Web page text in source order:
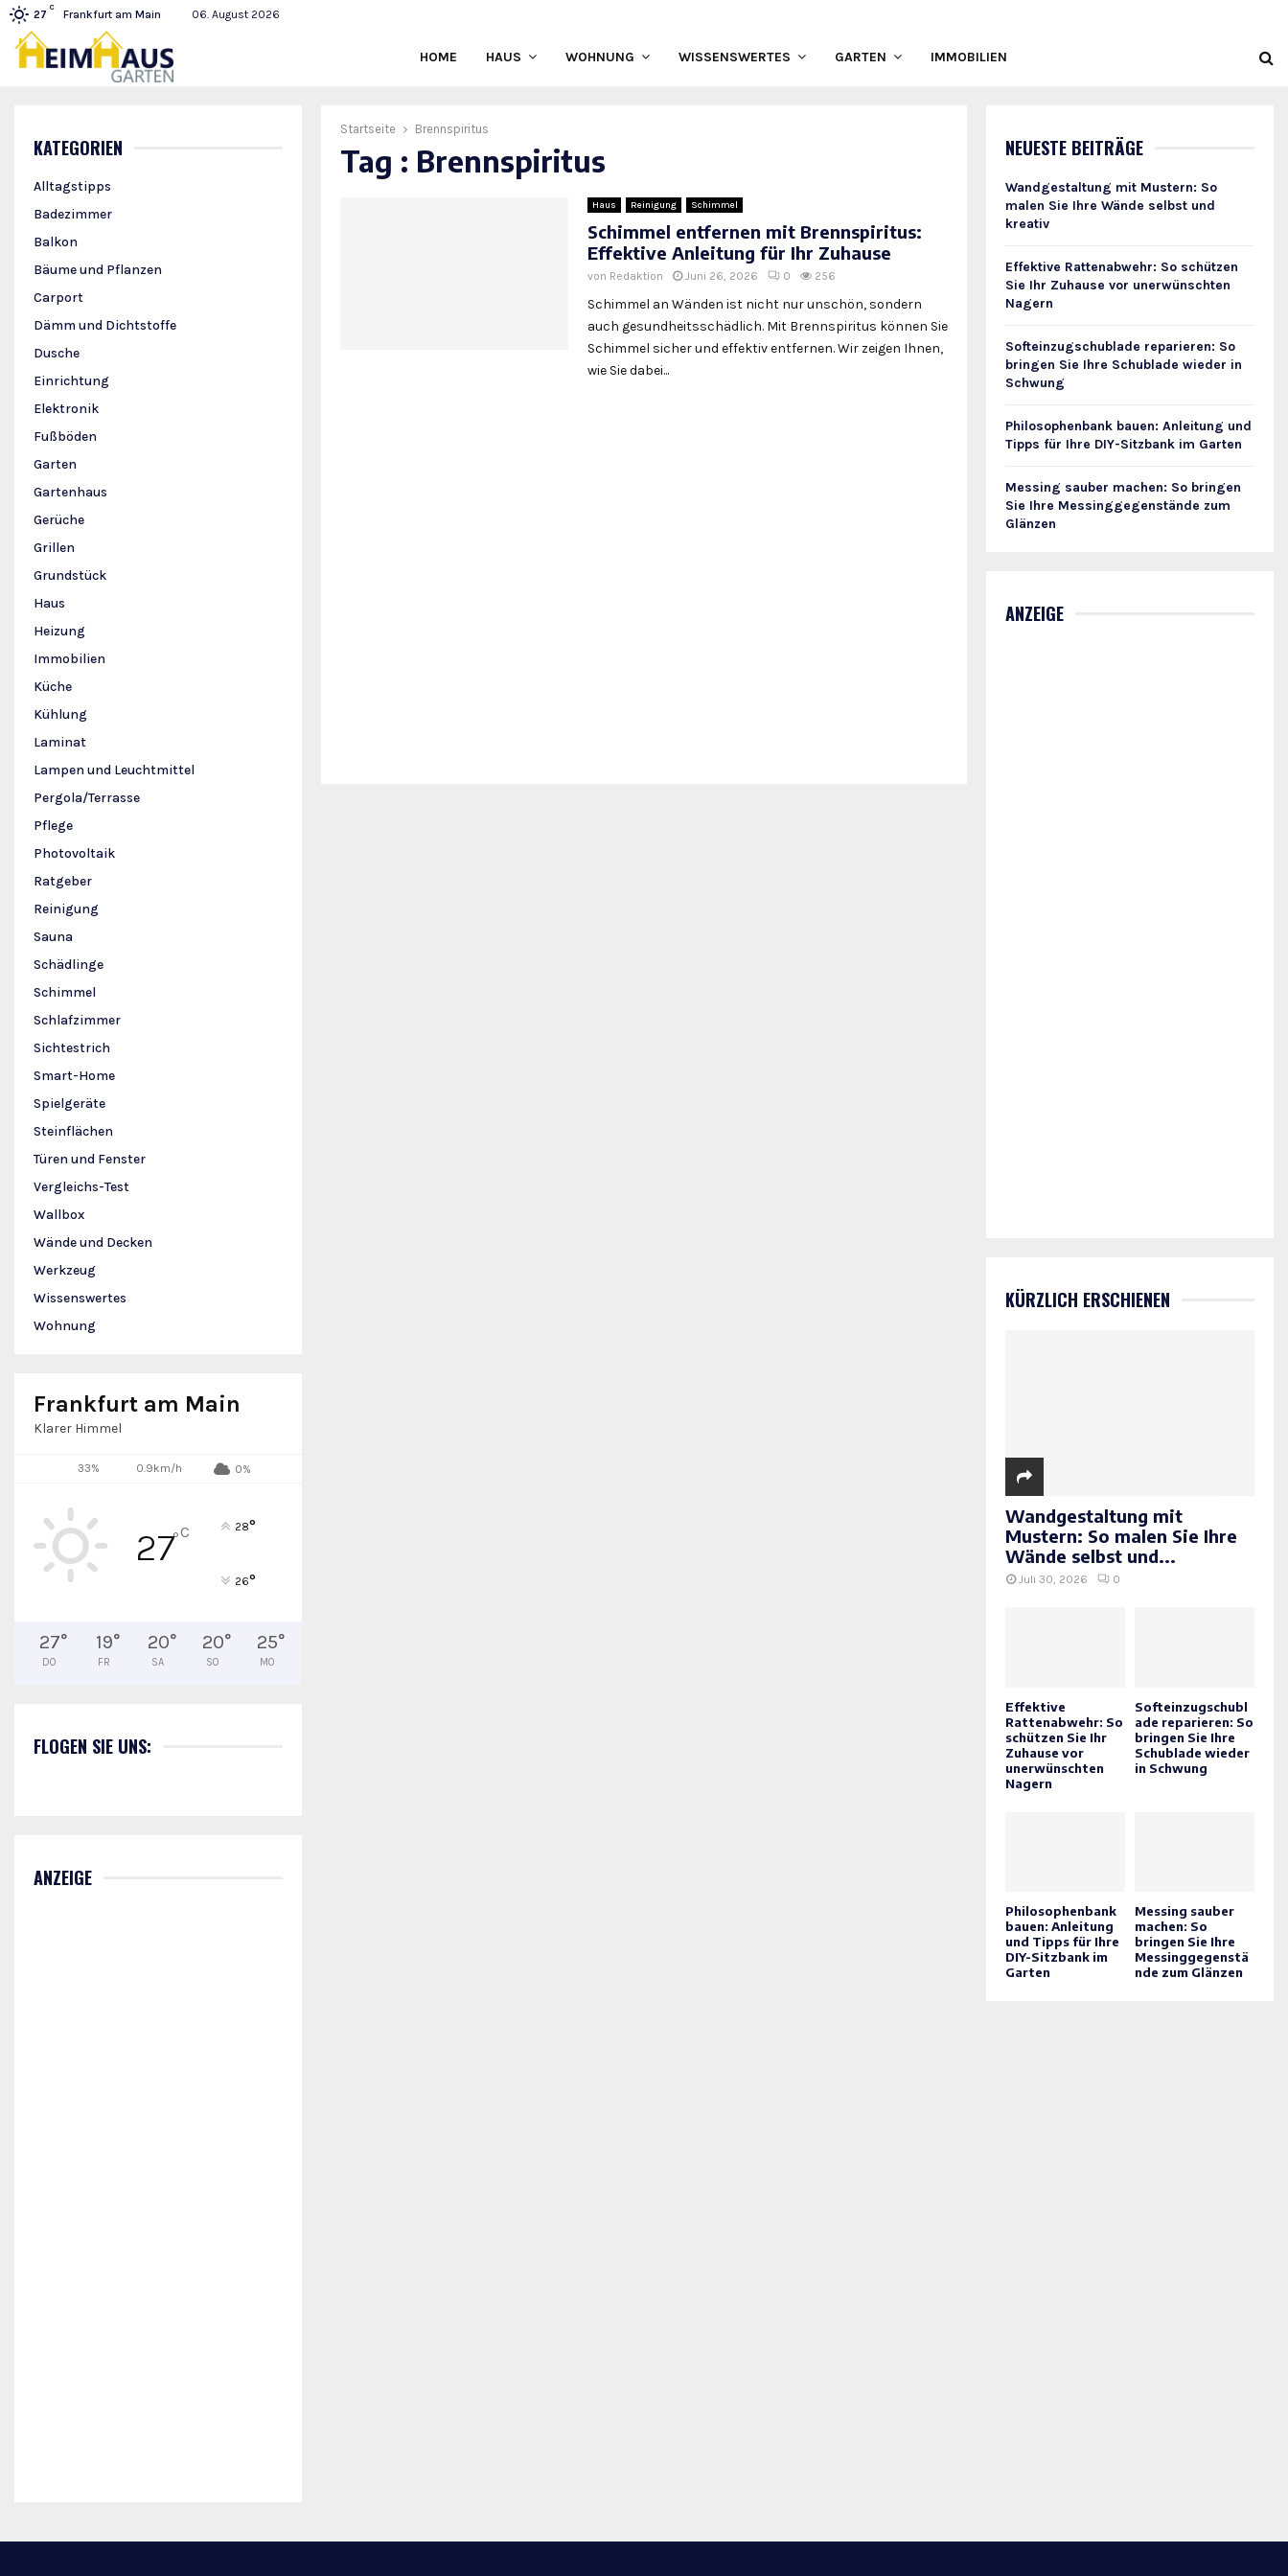
27
C
Frankfurt am Main 06. August 2026
HOME HAUS WOHNUNG WISSENSWERTES GARTEN IMMOBILIEN
Startseite Brennspiritus
Tag : Brennspiritus
Haus Reinigung Schimmel
Schimmel entfernen mit Brennspiritus:
Effektive Anleitung für Ihr Zuhause
von Redaktion Juni 26, 2026 0 256
Schimmel an Wänden ist nicht nur unschön, sondern
auch gesundheitsschädlich. Mit Brennspiritus können Sie
Schimmel sicher und effektiv entfernen. Wir zeigen Ihnen,
wie Sie dabei...
KATEGORIEN
Alltagstipps
Badezimmer
Balkon
Bäume und Pflanzen
Carport
Dämm und Dichtstoffe
Dusche
Einrichtung
Elektronik
Fußböden
Garten
Gartenhaus
Gerüche
Grillen
Grundstück
Haus
Heizung
Immobilien
Küche
Kühlung
Laminat
Lampen und Leuchtmittel
Pergola/Terrasse
Pflege
Photovoltaik
Ratgeber
Reinigung
Sauna
Schädlinge
Schimmel
Schlafzimmer
Sichtestrich
Smart-Home
Spielgeräte
Steinflächen
Türen und Fenster
Vergleichs-Test
Wallbox
Wände und Decken
Werkzeug
Wissenswertes
Wohnung
Frankfurt am Main
Klarer Himmel
33% 0.9km/h 0%
27°C 28°
26°
27°
DO
19°
FR
20°
SA
20°
SO
25°
MO
FLOGEN SIE UNS:
ANZEIGE
NEUESTE BEITRÄGE
Wandgestaltung mit Mustern: So
malen Sie Ihre Wände selbst und
kreativ
Effektive Rattenabwehr: So schützen
Sie Ihr Zuhause vor unerwünschten
Nagern
Softeinzugschublade reparieren: So
bringen Sie Ihre Schublade wieder in
Schwung
Philosophenbank bauen: Anleitung und
Tipps für Ihre DIY-Sitzbank im Garten
Messing sauber machen: So bringen
Sie Ihre Messinggegenstände zum
Glänzen
ANZEIGE
KÜRZLICH ERSCHIENEN
Wandgestaltung mit
Mustern: So malen Sie Ihre
Wände selbst und...
Juli 30, 2026 0
Effektive
Rattenabwehr: So
schützen Sie Ihr
Zuhause vor
unerwünschten
Nagern
Softeinzugschubl
ade reparieren: So
bringen Sie Ihre
Schublade wieder
in Schwung
Philosophenbank
bauen: Anleitung
und Tipps für Ihre
DIY-Sitzbank im
Garten
Messing sauber
machen: So
bringen Sie Ihre
Messinggegenstä
nde zum Glänzen